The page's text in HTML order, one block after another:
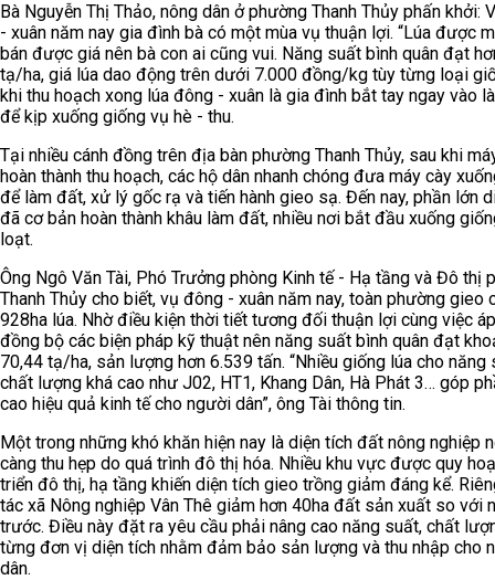
Bà Nguyễn Thị Thảo, nông dân ở phường Thanh Thủy phấn khởi:
- xuân năm nay gia đình bà có một mùa vụ thuận lợi. “Lúa được
bán được giá nên bà con ai cũng vui. Năng suất bình quân đạt
tạ/ha, giá lúa dao động trên dưới 7.000 đồng/kg tùy từng loại
khi thu hoạch xong lúa đông - xuân là gia đình bắt tay ngay vào
để kịp xuống giống vụ hè - thu.
Tại nhiều cánh đồng trên địa bàn phường Thanh Thủy, sau khi
hoàn thành thu hoạch, các hộ dân nhanh chóng đưa máy cày
để làm đất, xử lý gốc rạ và tiến hành gieo sạ. Đến nay, phần lớn
đã cơ bản hoàn thành khâu làm đất, nhiều nơi bắt đầu xuống
loạt.
Ông Ngô Văn Tài, Phó Trưởng phòng Kinh tế - Hạ tầng và Đô thị
Thanh Thủy cho biết, vụ đông - xuân năm nay, toàn phường gieo
928ha lúa. Nhờ điều kiện thời tiết tương đối thuận lợi cùng việc
đồng bộ các biện pháp kỹ thuật nên năng suất bình quân đạt
70,44 tạ/ha, sản lượng hơn 6.539 tấn. “Nhiều giống lúa cho năng
chất lượng khá cao như J02, HT1, Khang Dân, Hà Phát 3… góp
cao hiệu quả kinh tế cho người dân”, ông Tài thông tin.
Một trong những khó khăn hiện nay là diện tích đất nông nghiệp
càng thu hẹp do quá trình đô thị hóa. Nhiều khu vực được quy
triển đô thị, hạ tầng khiến diện tích gieo trồng giảm đáng kể.
tác xã Nông nghiệp Vân Thê giảm hơn 40ha đất sản xuất so với
trước. Điều này đặt ra yêu cầu phải nâng cao năng suất, chất
từng đơn vị diện tích nhằm đảm bảo sản lượng và thu nhập cho
dân.